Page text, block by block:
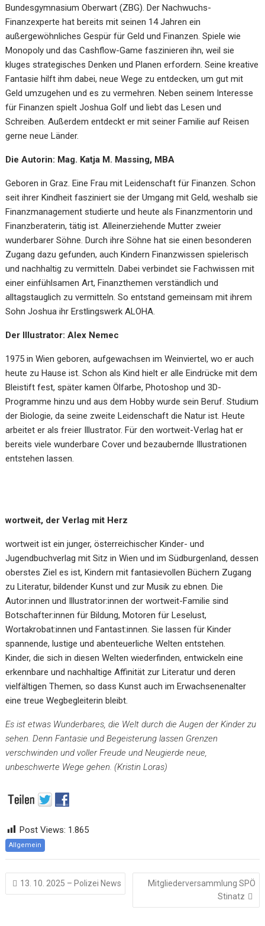
Bundesgymnasium Oberwart (ZBG). Der Nachwuchs-
Finanzexperte hat bereits mit seinen 14 Jahren ein
außergewöhnliches Gespür für Geld und Finanzen. Spiele wie
Monopoly und das Cashflow-Game faszinieren ihn, weil sie
kluges strategisches Denken und Planen erfordern. Seine kreative
Fantasie hilft ihm dabei, neue Wege zu entdecken, um gut mit
Geld umzugehen und es zu vermehren. Neben seinem Interesse
für Finanzen spielt Joshua Golf und liebt das Lesen und
Schreiben. Außerdem entdeckt er mit seiner Familie auf Reisen
gerne neue Länder.
Die Autorin: Mag. Katja M. Massing, MBA
Geboren in Graz. Eine Frau mit Leidenschaft für Finanzen. Schon
seit ihrer Kindheit fasziniert sie der Umgang mit Geld, weshalb sie
Finanzmanagement studierte und heute als Finanzmentorin und
Finanzberaterin, tätig ist. Alleinerziehende Mutter zweier
wunderbarer Söhne. Durch ihre Söhne hat sie einen besonderen
Zugang dazu gefunden, auch Kindern Finanzwissen spielerisch
und nachhaltig zu vermitteln. Dabei verbindet sie Fachwissen mit
einer einfühlsamen Art, Finanzthemen verständlich und
alltagstauglich zu vermitteln. So entstand gemeinsam mit ihrem
Sohn Joshua ihr Erstlingswerk ALOHA.
Der Illustrator: Alex Nemec
1975 in Wien geboren, aufgewachsen im Weinviertel, wo er auch
heute zu Hause ist. Schon als Kind hielt er alle Eindrücke mit dem
Bleistift fest, später kamen Ölfarbe, Photoshop und 3D-
Programme hinzu und aus dem Hobby wurde sein Beruf. Studium
der Biologie, da seine zweite Leidenschaft die Natur ist. Heute
arbeitet er als freier Illustrator. Für den wortweit-Verlag hat er
bereits viele wunderbare Cover und bezaubernde Illustrationen
entstehen lassen.
wortweit, der Verlag mit Herz
wortweit ist ein junger, österreichischer Kinder- und
Jugendbuchverlag mit Sitz in Wien und im Südburgenland, dessen
oberstes Ziel es ist, Kindern mit fantasievollen Büchern Zugang
zu Literatur, bildender Kunst und zur Musik zu ebnen. Die
Autor:innen und Illustrator:innen der wortweit-Familie sind
Botschafter:innen für Bildung, Motoren für Leselust,
Wortakrobat:innen und Fantast:innen. Sie lassen für Kinder
spannende, lustige und abenteuerliche Welten entstehen.
Kinder, die sich in diesen Welten wiederfinden, entwickeln eine
erkennbare und nachhaltige Affinität zur Literatur und deren
vielfältigen Themen, so dass Kunst auch im Erwachsenenalter
eine treue Wegbegleiterin bleibt.
Es ist etwas Wunderbares, die Welt durch die Augen der Kinder zu
sehen. Denn Fantasie und Begeisterung lassen Grenzen
verschwinden und voller Freude und Neugierde neue,
unbeschwerte Wege gehen. (Kristin Loras)
Post Views: 1.865
Allgemein
Beitragsnavigation
13. 10. 2025 – Polizei News
Mitgliederversammlung SPÖ
Stinatz